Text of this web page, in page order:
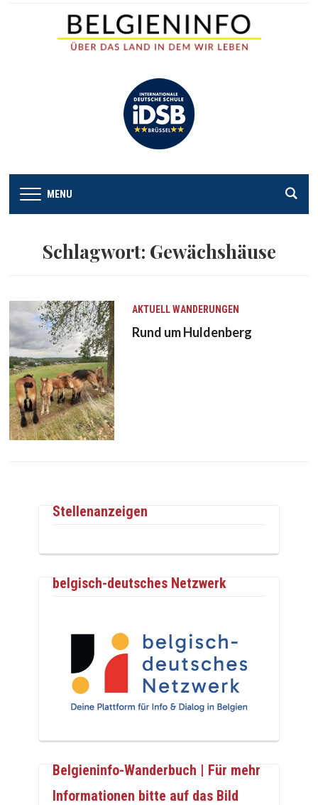
MENU
Schlagwort: Gewächshäuse
AKTUELLWANDERUNGEN
Rund um Huldenberg
Stellenanzeigen
belgisch-deutsches Netzwerk
Belgieninfo-Wanderbuch | Für mehr
Informationen bitte auf das Bild